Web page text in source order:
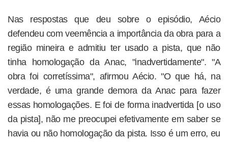
Nas respostas que deu sobre o episódio, Aécio
defendeu com veemência a importância da obra para a
região mineira e admitiu ter usado a pista, que não
tinha homologação da Anac, "inadvertidamente". "A
obra foi corretíssima", afirmou Aécio. "O que há, na
verdade, é uma grande demora da Anac para fazer
essas homologações. E foi de forma inadvertida [o uso
da pista], não me preocupei efetivamente em saber se
havia ou não homologação da pista. Isso é um erro, eu